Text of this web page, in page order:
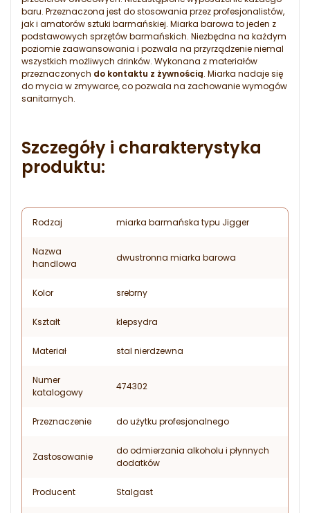
baru. Przeznaczona jest do stosowania przez profesjonalistów,
jak i amatorów sztuki barmańskiej. Miarka barowa to jeden z
podstawowych sprzętów barmańskich. Niezbędna na każdym
poziomie zaawansowania i pozwala na przyrządzenie niemal
wszystkich możliwych drinków. Wykonana z materiałów
przeznaczonych do kontaktu z żywnością. Miarka nadaje się
do mycia w zmywarce, co pozwala na zachowanie wymogów
sanitarnych.
Szczegóły i charakterystyka
produktu:
Rodzaj miarka barmańska typu Jigger
Nazwa
handlowa
dwustronna miarka barowa
Kolor srebrny
Kształt klepsydra
Materiał stal nierdzewna
Numer
katalogowy
474302
Przeznaczenie do użytku profesjonalnego
Zastosowanie
do odmierzania alkoholu i płynnych
dodatków
Producent Stalgast